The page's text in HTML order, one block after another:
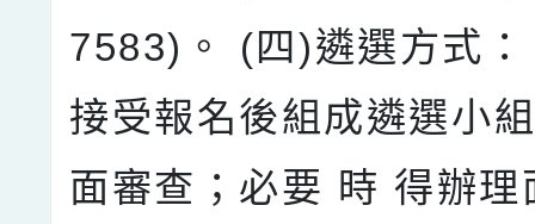
7583)。 (四)遴選方式
接受報名後組成遴選小
面審查；必要 時 得辦理